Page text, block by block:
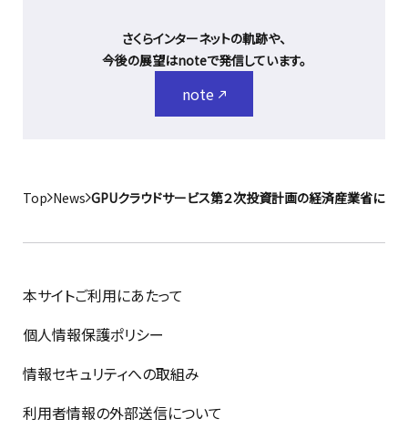
さくらインターネットの軌跡や、
今後の展望はnoteで発信しています。
note
Top News GPUクラウドサービス第２次投資計画の経済産業省によ
本サイトご利用にあたって
個人情報保護ポリシー
情報セキュリティへの取組み
利用者情報の外部送信について